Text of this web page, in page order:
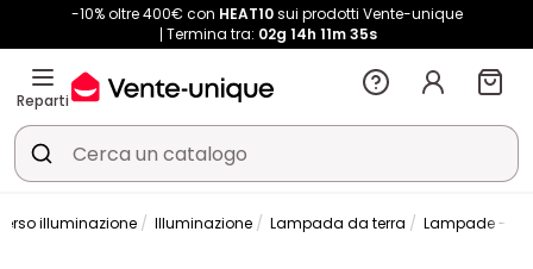
-10% oltre 400€ con HEAT10sui prodotti Vente-unique
Termina tra: 02g 14h 11m35s
Reparti
illuminazione Illuminazione Lampada da terra Lampade -